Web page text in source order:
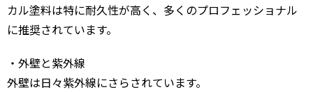
カル塗料は特に耐久性が高く、多くのプロフェッショナル
に推奨されています。
・外壁と紫外線
外壁は日々紫外線にさらされています。